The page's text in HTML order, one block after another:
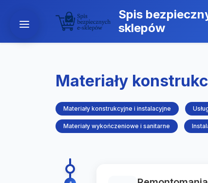
Spis
sklepów
Materiały
Materiały konstrukcyjne i instalacyjne
Materiały wykończeniowe i sanitarne